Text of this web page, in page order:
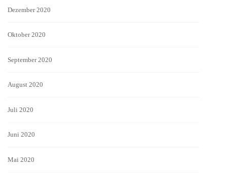
Dezember 2020
Oktober 2020
September 2020
August 2020
Juli 2020
Juni 2020
Mai 2020